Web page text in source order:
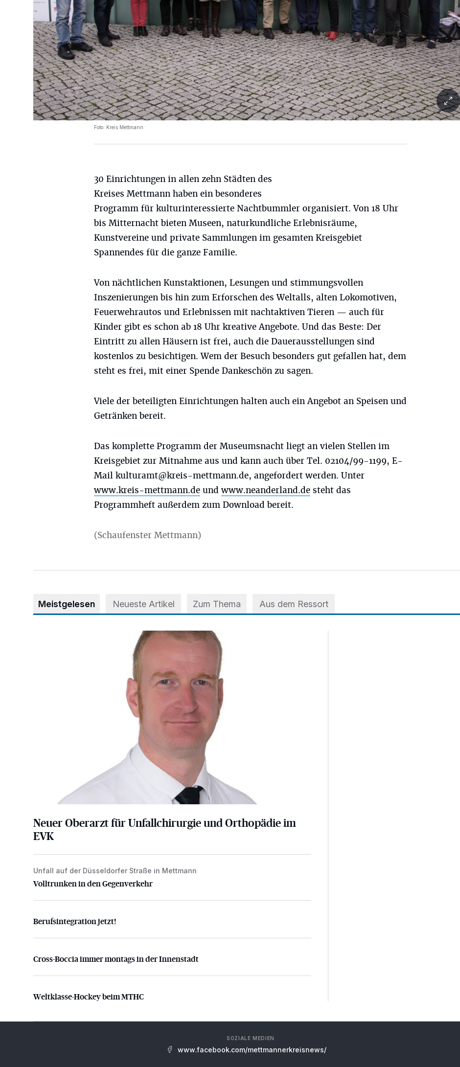
Foto: Kreis Mettmann
30 Einrichtungen in allen zehn Städten des
Kreises Mettmann haben ein besonderes
Programm für kulturinteressierte Nachtbummler organisiert. Von 18 Uhr
bis Mitternacht bieten Museen, naturkundliche Erlebnisräume,
Kunstvereine und private Sammlungen im gesamten Kreisgebiet
Spannendes für die ganze Familie.
Von nächtlichen Kunstaktionen, Lesungen und stimmungsvollen
Inszenierungen bis hin zum Erforschen des Weltalls, alten Lokomotiven,
Feuerwehrautos und Erlebnissen mit nachtaktiven Tieren — auch für
Kinder gibt es schon ab 18 Uhr kreative Angebote. Und das Beste: Der
Eintritt zu allen Häusern ist frei, auch die Dauerausstellungen sind
kostenlos zu besichtigen. Wem der Besuch besonders gut gefallen hat, dem
steht es frei, mit einer Spende Dankeschön zu sagen.
Viele der beteiligten Einrichtungen halten auch ein Angebot an Speisen und
Getränken bereit.
Das komplette Programm der Museumsnacht liegt an vielen Stellen im
Kreisgebiet zur Mitnahme aus und kann auch über Tel. 02104/99-1199, E-
Mail kulturamt@kreis-mettmann.de, angefordert werden. Unter
www.kreis-mettmann.de undwww.neanderland.de steht das
Programmheft außerdem zum Download bereit.
(Schaufenster Mettmann)
Meistgelesen Neueste Artikel Zum Thema Aus dem Ressort
Neuer Oberarzt für Unfallchirurgie und Orthopädie im EVK
Neuer Oberarzt für Unfallchirurgie und Orthopädie im
EVK
Volltrunken in den Gegenverkehr
Unfall auf der Düsseldorfer Straße in Mettmann
Volltrunken in den Gegenverkehr
Berufsintegration jetzt!
Berufsintegration jetzt!
Cross-Boccia immer montags in der Innenstadt
Cross-Boccia immer montags in der Innenstadt
Weltklasse-Hockey beim MTHC
Weltklasse-Hockey beim MTHC
SOZIALE MEDIEN
www.facebook.com/mettmannerkreisnews/